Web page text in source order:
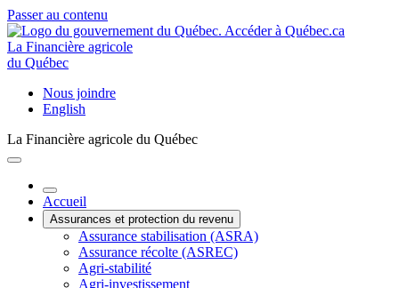
Passer au contenu
La Financière agricole
du Québec
Nous joindre
English
La Financière agricole du Québec
Accueil
Assurances et protection du revenu
Assurance stabilisation (ASRA)
Assurance récolte (ASREC)
Agri-stabilité
Agri-investissement